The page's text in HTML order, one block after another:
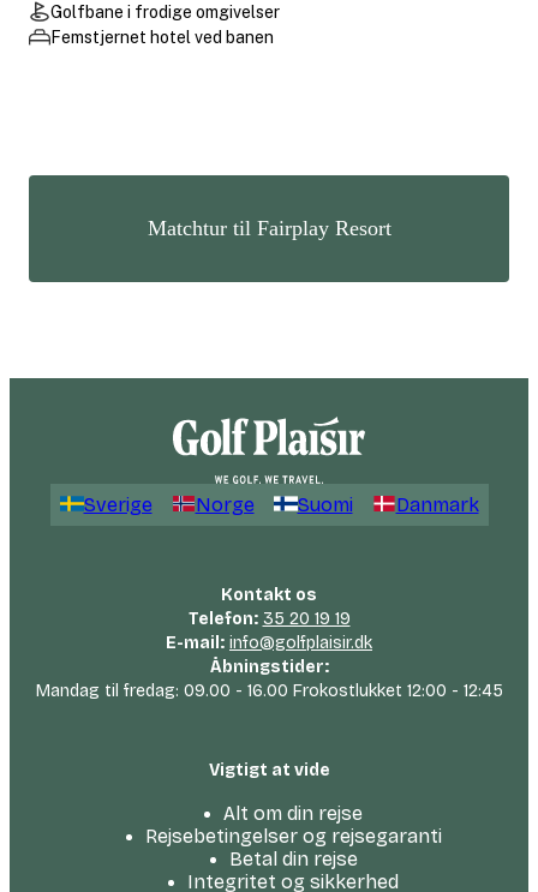
Golfbane i frodige omgivelser
Femstjernet hotel ved banen
Matchtur til Fairplay Resort
Sverige Norge Suomi Danmark
Kontakt os
Telefon: 35 20 19 19
E-mail: info@golfplaisir.dk
Åbningstider:
Mandag til fredag: 09.00 - 16.00 Frokostlukket 12:00 - 12:45
Vigtigt at vide
Alt om din rejse
Rejsebetingelser og rejsegaranti
Betal din rejse
Integritet og sikkerhed